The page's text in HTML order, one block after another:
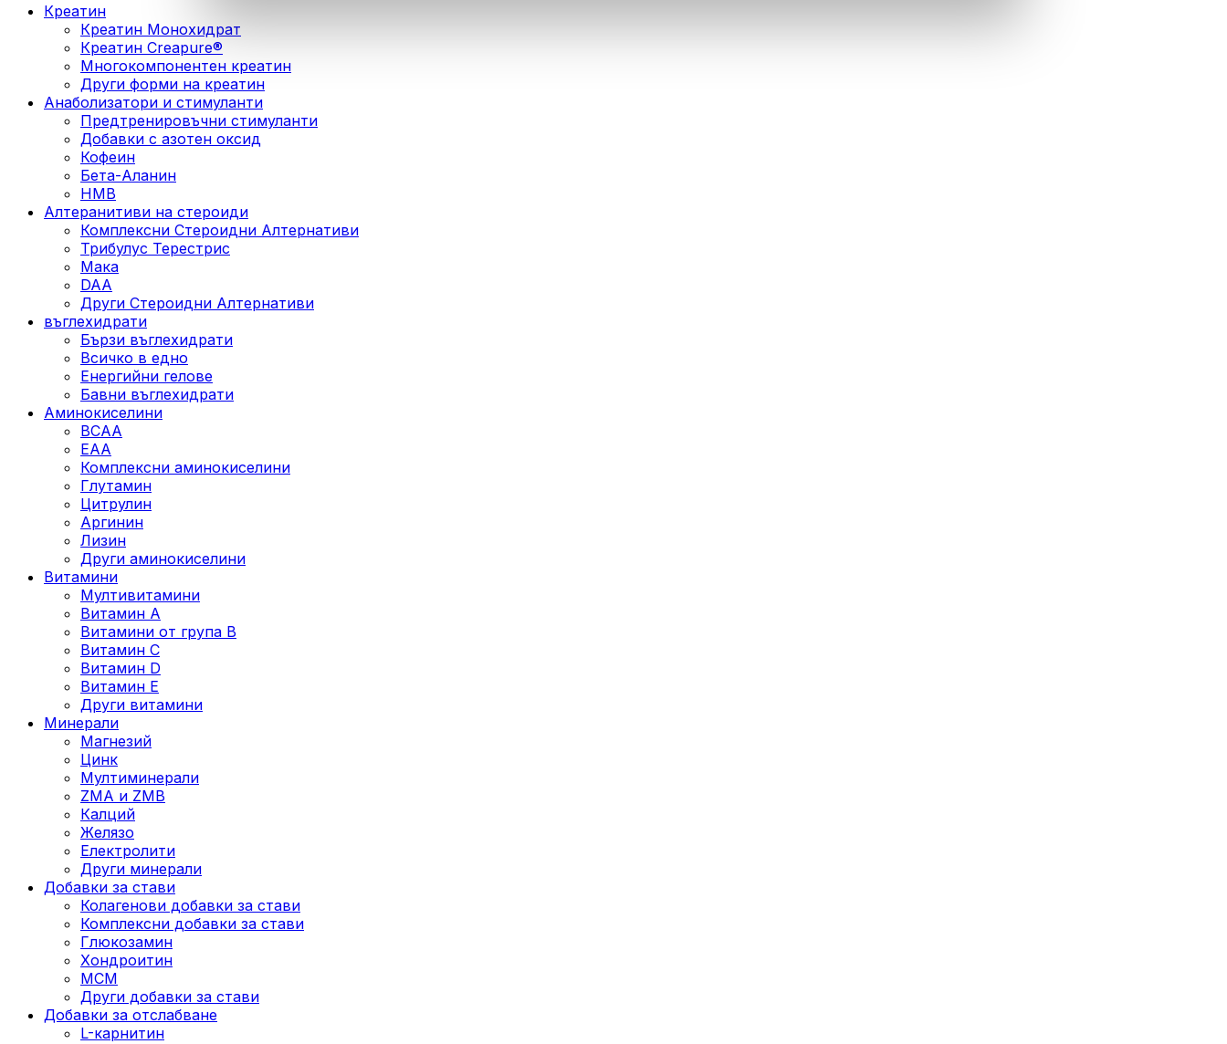
Креатин
Креатин Монохидрат
Креатин Creapure®
Многокомпонентен креатин
Други форми на креатин
Анаболизатори и стимуланти
Предтренировъчни стимуланти
Добавки с азотен оксид
Кофеин
Бета-Аланин
HMB
Алтеранитиви на стероиди
Комплексни Стероидни Алтернативи
Трибулус Терестрис
Maка
DAA
Други Стероидни Алтернативи
въглехидрати
Бързи въглехидрати
Всичко в едно
Енергийни гелове
Бавни въглехидрати
Аминокиселини
BCAA
EAA
Комплексни аминокиселини
Глутамин
Цитрулин
Аргинин
Лизин
Други аминокиселини
Витамини
Мултивитамини
Витамин А
Витамини от група B
Витамин C
Витамин D
Витамин E
Други витамини
Минерали
Магнезий
Цинк
Мултиминерали
ZMA и ZMB
Калций
Желязо
Електролити
Други минерали
Добавки за стави
Колагенови добавки за стави
Комплексни добавки за стави
Глюкозамин
Хондроитин
МСМ
Други добавки за стави
Добавки за отслабване
L-карнитин